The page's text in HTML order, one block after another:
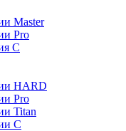
Master
Pro
С
HARD
Pro
Titan
С